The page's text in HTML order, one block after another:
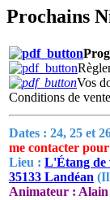
Prochains
Vos
Conditions de vente
Dates : 24, 25 et
me contacter
Lieu : L'Étang de
35133 Landéan
Animateur : Alain